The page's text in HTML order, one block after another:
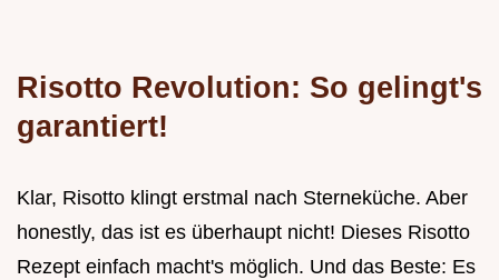
Risotto Revolution: So gelingt's
garantiert!
Klar, Risotto klingt erstmal nach Sterneküche. Aber
honestly, das ist es überhaupt nicht! Dieses Risotto
Rezept einfach macht's möglich. Und das Beste: Es